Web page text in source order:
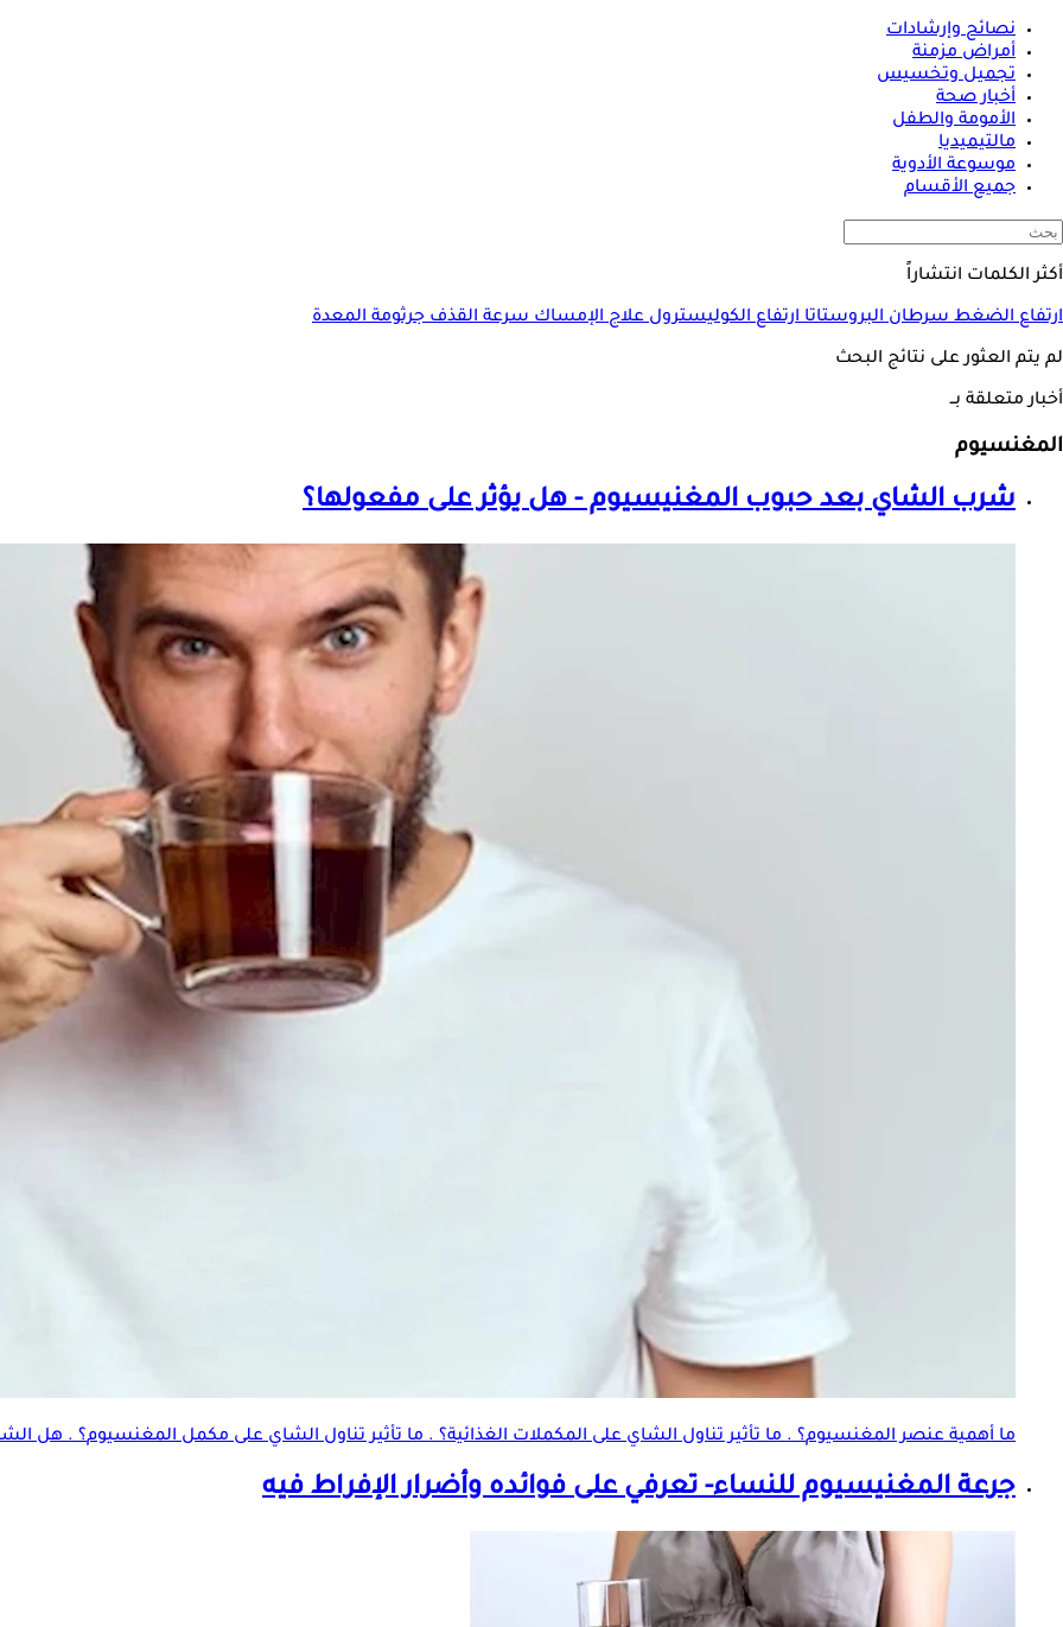
نصائح وإرشادات
أمراض مزمنة
تجميل وتخسيس
أخبار صحة
الأمومة والطفل
مالتيميديا
موسوعة الأدوية
جميع الأقسام
أكثر الكلمات انتشاراً
ارتفاع الضغطسرطان البروستاتاارتفاع الكوليسترولعلاج الإمساكسرعة القذفجرثومة المعدة
لم يتم العثور على نتائج البحث
أخبار متعلقة بــ
المغنسيوم
شرب الشاي بعد حبوب المغنيسيوم - هل يؤثر على مفعولها؟
ما أهمية عنصرالمغنسيوم؟ . ما تأثير تناول الشاي على المكملات الغذائية؟ . ما تأثير تناول الشاي على مكملالمغنسيوم؟ . هل
جرعة المغنيسيوم للنساء- تعرفي على فوائده وأضرار الإفراط فيه